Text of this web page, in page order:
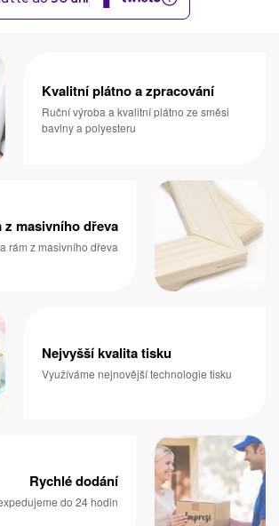
Kvalitní plátno a zpracování
Ruční výroba a kvalitní plátno ze směsi
bavlny a polyesteru
z masivního dřeva
rám z masivního dřeva
Nejvyšší kvalita tisku
Využíváme nejnovější technologie tisku
Rychlé dodání
do 24 hodin